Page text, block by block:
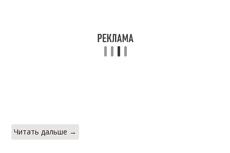
Читать дальше →